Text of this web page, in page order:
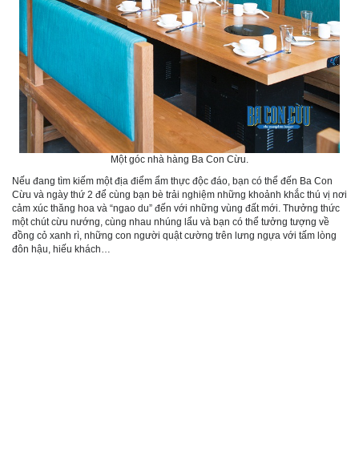
Một góc nhà hàng Ba Con Cừu.
Nếu đang tìm kiếm một địa điểm ẩm thực độc đáo, bạn có thể đến Ba Con
Cừu và ngày thứ 2 để cùng bạn bè trải nghiệm những khoảnh khắc thú vị nơi
cảm xúc thăng hoa và “ngao du” đến với những vùng đất mới. Thưởng thức
một chút cừu nướng, cùng nhau nhúng lẩu và bạn có thể tưởng tượng về
đồng cỏ xanh rì, những con người quật cường trên lưng ngựa với tấm lòng
đôn hậu, hiếu khách…